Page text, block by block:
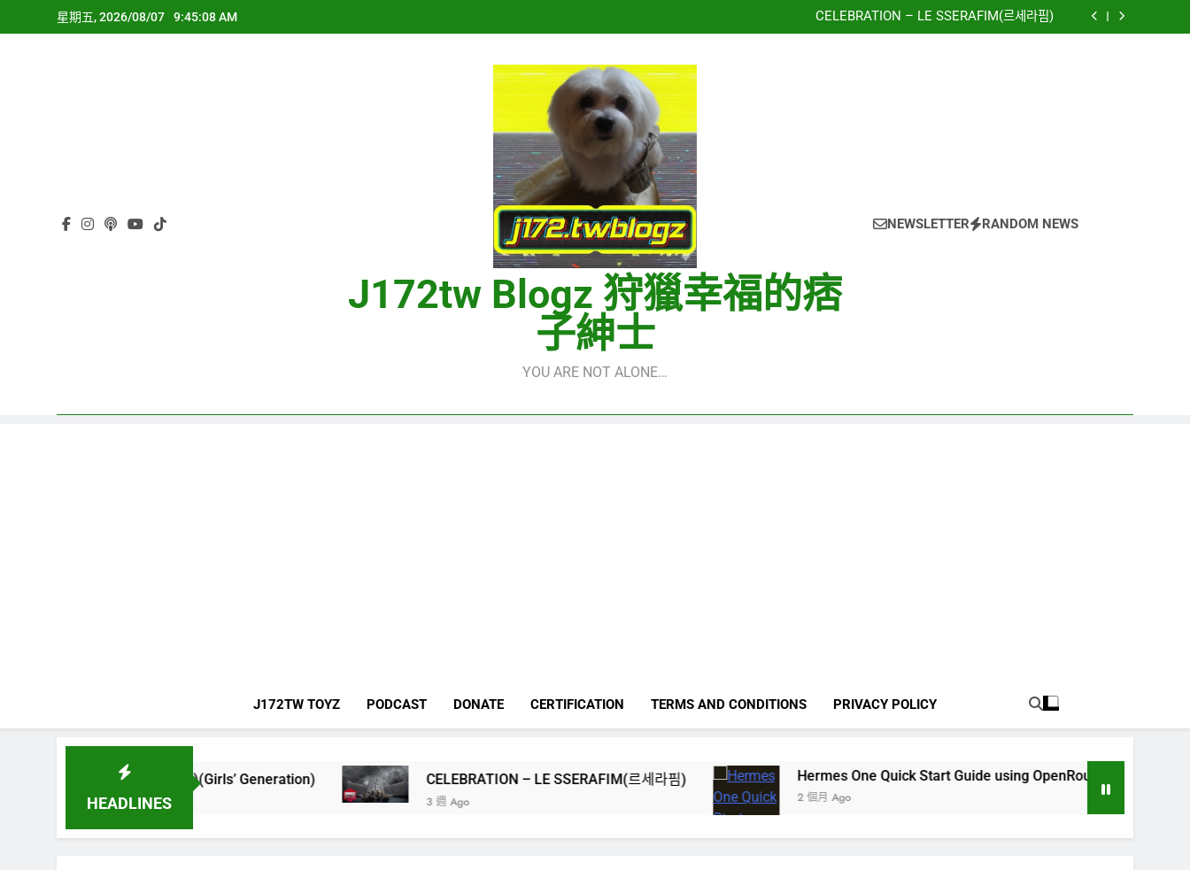
to
星期五, 2026/08/07 9:45:09 AM
Hermes One Quick Start Guide using OpenRouter Free Models & Telegram
Integration
虹 – 菅田将暉
Hermes One Quick Start Guide using OpenRouter Free Models & Telegram
J172tw Blogz 狩獵幸福的痞
子紳士
YOU ARE NOT ALONE…
NEWSLETTER RANDOM NEWS
J172TW TOYZ PODCAST DONATE CERTIFICATION TERMS AND CONDITIONS PRIVACY POLICY
HEADLINES
代(소녀시대)(Girls’ Generation) CELEBRATION – LE SSERAFIM(르세라핌)
3 週 Ago
Hermes One Quick Start Guide using OpenRouter Free Models & Telegram
2 個月 Ago